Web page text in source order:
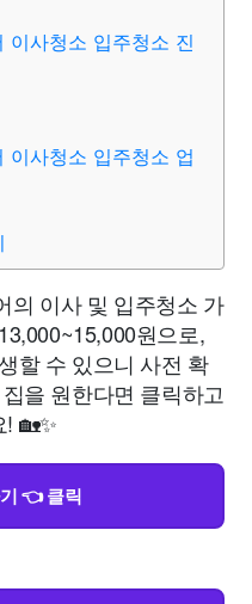
이사청소 입주청소 진
이사청소 입주청소 업
의 이사 및 입주청소 가
원으로,
할 수 있으니 사전 확
을 원한다면 클릭하고
🏡✨
👈 클릭